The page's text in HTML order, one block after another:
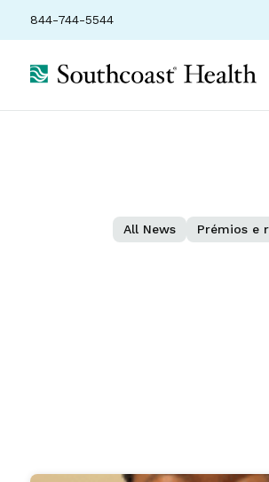
844-744-5544
All News Prémios e